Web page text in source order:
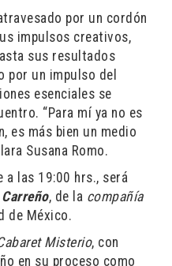
por un cordón
impulsos creativos,
sus resultados
por un impulso del
esenciales se
“Para mí ya no es
es más bien un medio
Susana Romo.
a las 19:00 hrs., será
, de la compañía
de México.
Misterio, con
en su proceso como